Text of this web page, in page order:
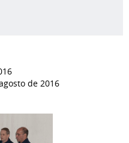
de 2016